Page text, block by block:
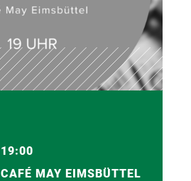
19:00
CAFÉ MAY EIMSBÜTTEL